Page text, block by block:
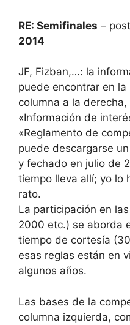
RE: Semifinales –
2014
JF, Fizban,…: la
puede encontrar en
columna a la
«Información de
«Reglamento de
puede descargarse
y fechado en julio de
tiempo lleva allí; yo lo
rato.
La participación en
2000 etc.) se aborda
tiempo de cortesía
esas reglas están en
algunos años.
Las bases de la
columna izquierda,